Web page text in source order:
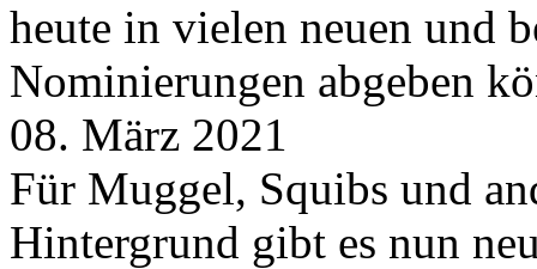
heute in vielen neuen und
Nominierungen abgeben
08. März 2021
Für Muggel, Squibs und
Hintergrund gibt es nun